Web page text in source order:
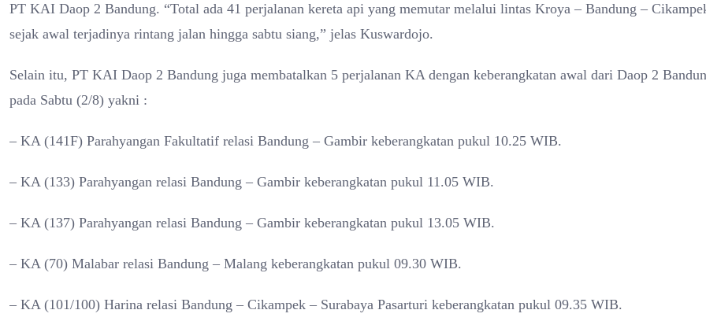
PT KAI Daop 2 Bandung. “Total ada 41 perjalanan kereta api yang memutar melalui lintas Kroya – Bandung –
sejak awal terjadinya rintang jalan hingga sabtu siang,” jelas Kuswardojo.
Selain itu, PT KAI Daop 2 Bandung juga membatalkan 5 perjalanan KA dengan keberangkatan awal dari Daop 2
pada Sabtu (2/8) yakni :
– KA (141F) Parahyangan Fakultatif relasi Bandung – Gambir keberangkatan pukul 10.25 WIB.
– KA (133) Parahyangan relasi Bandung – Gambir keberangkatan pukul 11.05 WIB.
– KA (137) Parahyangan relasi Bandung – Gambir keberangkatan pukul 13.05 WIB.
– KA (70) Malabar relasi Bandung – Malang keberangkatan pukul 09.30 WIB.
– KA (101/100) Harina relasi Bandung – Cikampek – Surabaya Pasarturi keberangkatan pukul 09.35 WIB.